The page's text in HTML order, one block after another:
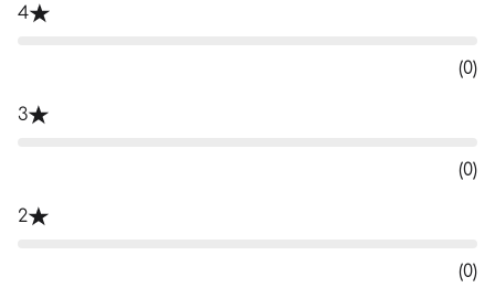
4
(0)
3
(0)
2
(0)